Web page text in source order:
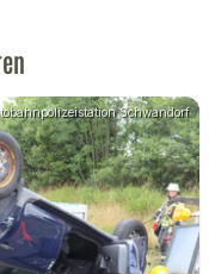
Schwandorf